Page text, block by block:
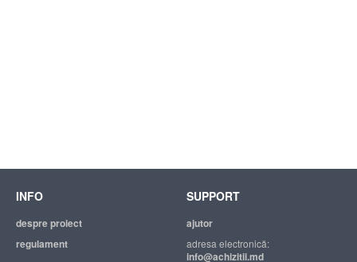
INFO
despre proiect
regulament
SUPPORT
ajutor
adresa electronică:
info@achizitii.md